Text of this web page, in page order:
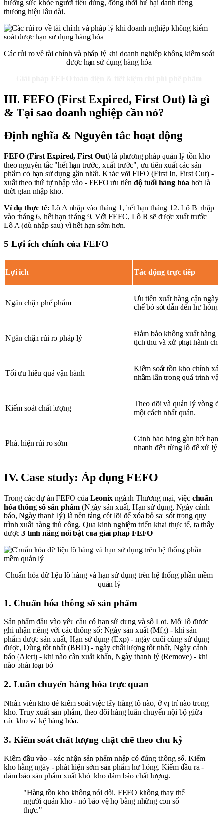
hưởng sức khỏe người tiêu dùng, đồng thời hư hại danh tiếng
thương hiệu lâu dài.
Các rủi ro về tài chính và pháp lý khi doanh nghiệp không kiểm soát
được hạn sử dụng hàng hóa
III. FEFO (First Expired, First Out) là gì
& Tại sao doanh nghiệp cần nó?
Định nghĩa & Nguyên tắc hoạt động
FEFO (First Expired, First Out) là phương pháp quản lý tồn kho
theo nguyên tắc "hết hạn trước, xuất trước", ưu tiên xuất các sản
phẩm có hạn sử dụng gần nhất. Khác với FIFO (First In, First Out) -
xuất theo thứ tự nhập vào - FEFO ưu tiên độ tuổi hàng hóa hơn là
thời gian nhập kho.
Ví dụ thực tế: Lô A nhập vào tháng 1, hết hạn tháng 12. Lô B nhập
vào tháng 6, hết hạn tháng 9. Với FEFO, Lô B sẽ được xuất trước
Lô A (dù nhập sau) vì hết hạn sớm hơn.
5 Lợi ích chính của FEFO
Lợi ich Tác động trực tiếp
Ngăn chặn phế phẩm
Ưu tiên xuất hàng cận
chế bỏ sót dẫn đến hư
Ngăn chặn rủi ro pháp lý
Đảm bảo không xuất hàng
tịch thu và xử phạt hành
Tối ưu hiệu quả vận hành
Kiểm soát tồn kho chính
nhầm lẫn trong quá trình
Kiểm soát chất lượng
Theo dõi và quản lý vòng
một cách nhất quán.
Phát hiện rủi ro sớm
Cảnh báo hàng gần hết
nhanh đến từng lô để xử
IV. Case study: Áp dụng FEFO
Trong các dự án FEFO của Leonix ngành Thương mại, việc chuẩn
hóa thông số sản phẩm (Ngày sản xuất, Hạn sử dụng, Ngày cảnh
báo, Ngày thanh lý) là nền tảng cốt lõi để xóa bỏ sai sót trong quy
trình xuất hàng thủ công. Qua kinh nghiệm triển khai thực tế, ta thấy
được 3 tính năng nổi bật của giải pháp FEFO
Chuẩn hóa dữ liệu lô hàng và hạn sử dụng trên hệ thống phần mềm
quản lý
1. Chuẩn hóa thông số sản phẩm
Sản phẩm đầu vào yêu cầu có hạn sử dụng và số Lot. Mỗi lô được
ghi nhận riêng với các thông số: Ngày sản xuất (Mfg) - khi sản
phẩm được sản xuất, Hạn sử dụng (Exp) - ngày cuối cùng sử dụng
được, Dùng tốt nhất (BBD) - ngày chất lượng tốt nhất, Ngày cảnh
báo (Alert) - khi nào cần xuất khẩn, Ngày thanh lý (Remove) - khi
nào phải loại bỏ.
2. Luân chuyển hàng hóa trực quan
Nhân viên kho dễ kiểm soát việc lấy hàng lô nào, ở vị trí nào trong
kho. Truy xuất sản phẩm, theo dõi hàng luân chuyển nội bộ giữa
các kho và kệ hàng hóa.
3. Kiểm soát chất lượng chặt chẽ theo chu kỳ
Kiểm đầu vào - xác nhận sản phẩm nhập có đúng thông số. Kiểm
kho hằng ngày - phát hiện sớm sản phẩm hư hỏng. Kiểm đầu ra -
đảm bảo sản phẩm xuất khỏi kho đảm bảo chất lượng.
"Hàng tồn kho không nói dối. FEFO không thay thế
người quản kho - nó bảo vệ họ bằng những con số
thực."